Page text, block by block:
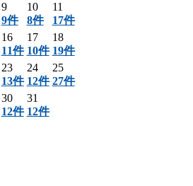
9
9件
10
8件
11
17件
16
11件
17
10件
18
19件
23
13件
24
12件
25
27件
30
12件
31
12件